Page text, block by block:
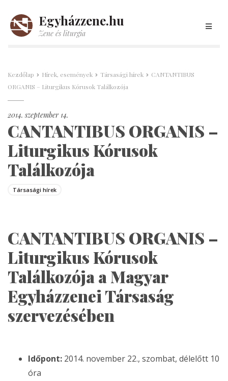
Egyházzene.hu
Zene és liturgia
Kezdőlap Hírek, események Társasági hírek
CANTANTIBUS
ORGANIS – Liturgikus Kórusok Találkozója
2014. szeptember 14.
CANTANTIBUS ORGANIS –
Liturgikus Kórusok
Találkozója
Társasági hírek
CANTANTIBUS ORGANIS –
Liturgikus Kórusok
Találkozója a Magyar
Egyházzenei Társaság
szervezésében
Időpont: 2014. november 22., szombat, délelőtt 10
óra